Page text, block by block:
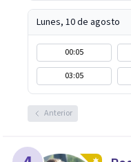
Lunes, 10 de agosto
00:05
03:05
Anterior